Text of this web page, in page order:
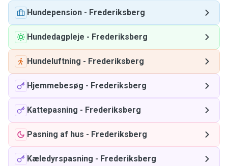
Hundepension - Frederiksberg
Hundedagpleje - Frederiksberg
Hundeluftning - Frederiksberg
Hjemmebesøg - Frederiksberg
Kattepasning - Frederiksberg
Pasning af hus - Frederiksberg
Kæledyrspasning - Frederiksberg